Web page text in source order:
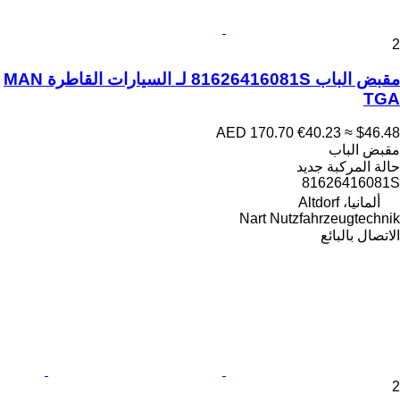
2
مقبض الباب 81626416081S لـ السيارات القاطرة MAN
TGA
AED 170.70 €40.23 ≈ $46.48
مقبض الباب
حالة المركبة جديد
81626416081S
ألمانيا، Altdorf
Nart Nutzfahrzeugtechnik
الاتصال بالبائع
2